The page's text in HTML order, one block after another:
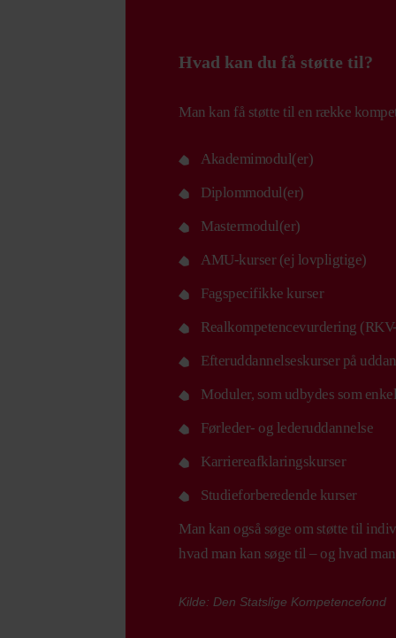
Hvad kan du få støtte til?
Man kan få støtte til en række
Akademimodul(er)
Diplommodul(er)
Mastermodul(er)
AMU-kurser (ej lovpligtige)
Fagspecifikke kurser
Realkompetencevurdering
Efteruddannelseskurser på
Moduler, som udbydes som
Førleder- og lederuddannelse
Karriereafklaringskurser
Studieforberedende kurser
Man kan også søge om støtte til
hvad man kan søge til – og hvad
Kilde: Den Statslige Kompetencefond